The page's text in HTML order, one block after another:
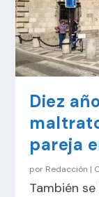
Diez
pareja
por Redacción |
También